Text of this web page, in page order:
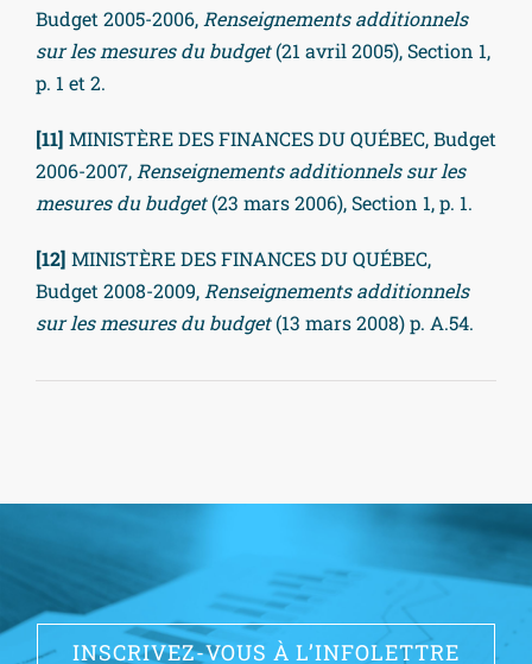
Budget 2005-2006, Renseignements additionnels
sur les mesures du budget(21 avril 2005), Section 1,
p. 1 et 2.
[11] MINISTÈRE DES FINANCES DU QUÉBEC, Budget
2006-2007, Renseignements additionnels sur les
mesures du budget(23 mars 2006), Section 1, p. 1.
[12] MINISTÈRE DES FINANCES DU QUÉBEC,
Budget 2008-2009, Renseignements additionnels
sur les mesures du budget(13 mars 2008) p. A.54.
INSCRIVEZ-VOUS À L’INFOLETTRE